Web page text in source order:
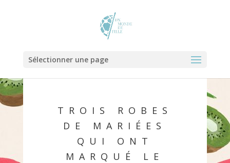
Sélectionner une page
TROIS ROBES
DE MARIÉES
QUI ONT
MARQUÉ LE